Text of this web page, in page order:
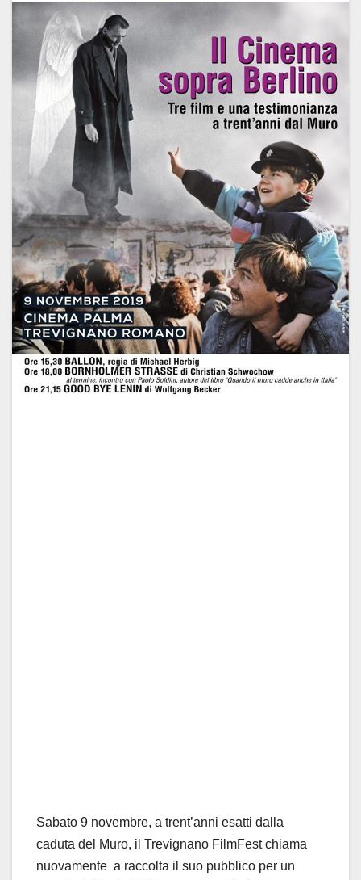
Sabato 9 novembre, a trent’anni esatti dalla
caduta del Muro, il Trevignano FilmFest chiama
nuovamente a raccolta il suo pubblico per un